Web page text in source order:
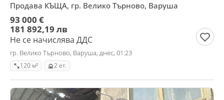
Продава КЪЩА, гр. Велико Търново, Варуша
93 000 €
181 892,19 лв
Не се начислява ДДС
гр. Велико Търново, Варуша, днес, 01:23
120 м² 2 ет.